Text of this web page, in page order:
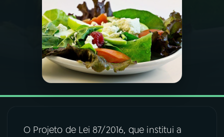
PROGRAMAS
PODCASTS
VIDEOCASTS
O Projeto de Lei 87/2016, que institui a